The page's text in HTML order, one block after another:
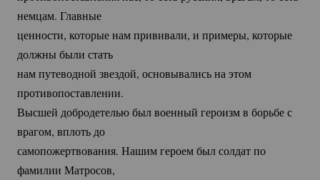
немцам. Главные
ценности, которые нам прививали, и примеры, которые
должны были стать
нам путеводной звездой, основывались на этом
противопоставлении.
Высшей добродетелью был военный героизм в борьбе с
врагом, вплоть до
самопожертвования. Нашим героем был солдат по
фамилии Матросов,